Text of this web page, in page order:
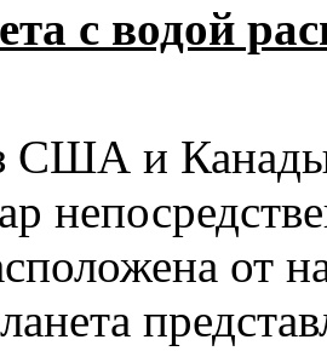
с водой
США и Канады
от